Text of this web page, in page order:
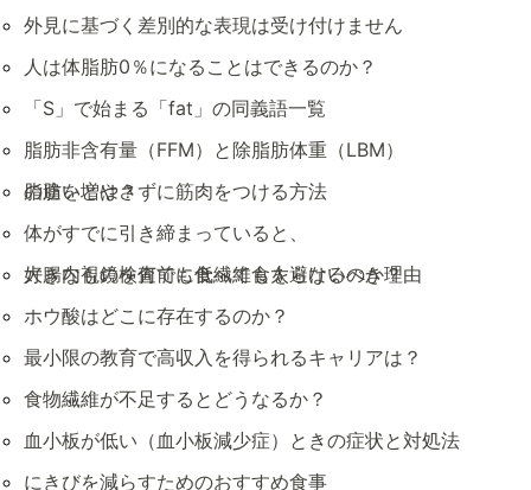
外見に基づく差別的な表現は受け付けません
人は体脂肪0％になることはできるのか？
「S」で始まる「fat」の同義語一覧
脂肪非含有量（FFM）と除脂肪体重（LBM）
の違いとは？
脂肪を増やさずに筋肉をつける方法
体がすでに引き締まっていると、
好きなものを何でも食べても太らないのか？
大腸内視鏡検査前に低繊維食を避けるべき理由
ホウ酸はどこに存在するのか？
最小限の教育で高収入を得られるキャリアは？
食物繊維が不足するとどうなるか？
血小板が低い（血小板減少症）ときの症状と対処法
にきびを減らすためのおすすめ食事